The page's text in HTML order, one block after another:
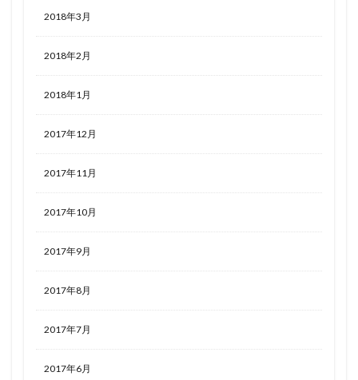
2018年3月
2018年2月
2018年1月
2017年12月
2017年11月
2017年10月
2017年9月
2017年8月
2017年7月
2017年6月